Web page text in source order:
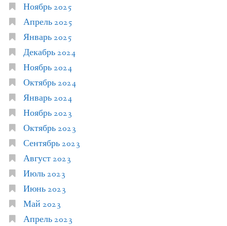
Ноябрь 2025
Апрель 2025
Январь 2025
Декабрь 2024
Ноябрь 2024
Октябрь 2024
Январь 2024
Ноябрь 2023
Октябрь 2023
Сентябрь 2023
Август 2023
Июль 2023
Июнь 2023
Май 2023
Апрель 2023